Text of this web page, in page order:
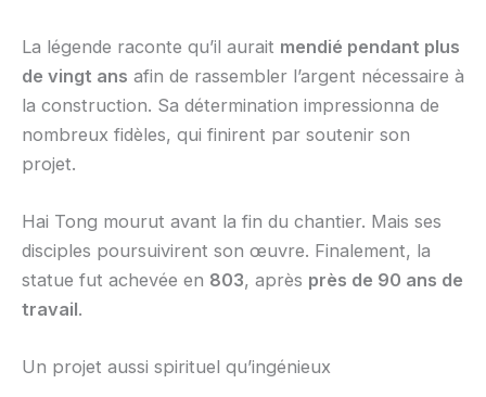
La légende raconte qu’il aurait mendié pendant plus
de vingt ans afin de rassembler l’argent nécessaire à
la construction. Sa détermination impressionna de
nombreux fidèles, qui finirent par soutenir son
projet.
Hai Tong mourut avant la fin du chantier. Mais ses
disciples poursuivirent son œuvre. Finalement, la
statue fut achevée en 803, après près de 90 ans de
travail.
Un projet aussi spirituel qu’ingénieux